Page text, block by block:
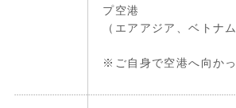
プ空港
（エアアジア、ベトナ
※ご自身で空港へ向か